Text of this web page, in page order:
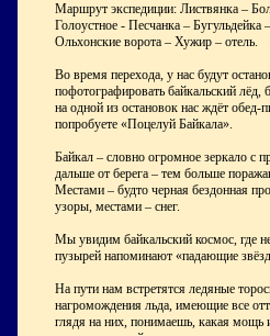
Маршрут экспедиции: Листвянка –
Голоустное - Песчанка – Бугульдейка
Ольхонские ворота – Хужир – отель.
Во время перехода, у нас будут
пофотографировать байкальский лёд,
на одной из остановок нас ждёт
попробуете «Поцелуй Байкала».
Байкал – словно огромное зеркало с
дальше от берега – тем больше
Местами – будто черная бездонная
узоры, местами – снег.
Мы увидим байкальский космос, где
пузырей напоминают «падающие
На пути нам встретятся ледяные
нагромождения льда, имеющие все
глядя на них, понимаешь, какая мощь